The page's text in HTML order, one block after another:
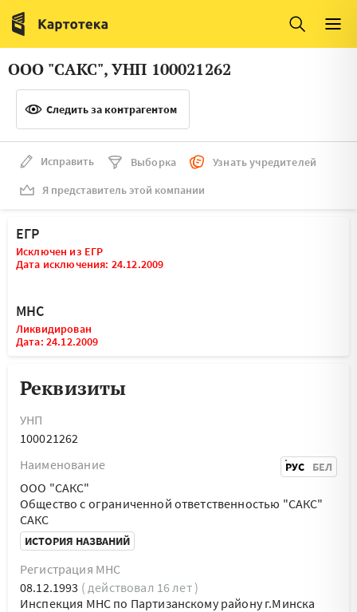
Италия
Люксембург
Литва
Нидерланды
ООО "САКС", УНП 100021262
Следить за контрагентом
Исправить Выборка
Узнать учредителей
Я представитель этой компании
ЕГР
Исключен из ЕГР
Дата исключения: 24.12.2009
МНС
Ликвидирован
Дата: 24.12.2009
Реквизиты
УНП
100021262
Наименование
РУС БЕЛ
ООО "САКС"
Общество с ограниченной ответственностью "САКС"
САКС
ИСТОРИЯ НАЗВАНИЙ
Регистрация МНС
08.12.1993 ( действовал 16 лет )
Инспекция МНС по Партизанскому району г.Минска